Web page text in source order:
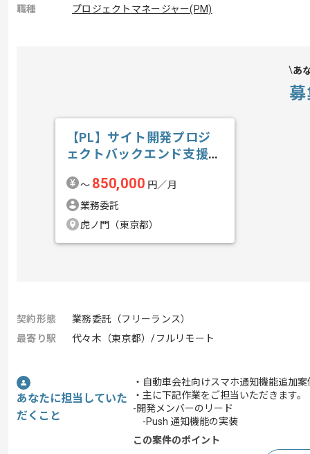
職種
プロジェクトマネージャー(PM)
あ
【PL】サイト開発プロジ
ェクトバックエンド支援の
〜 850,000 円／月
業務委託
虎ノ門（東京都）
契約形態
業務委託（フリーランス）
最寄り駅
代々木（東京都）/フルリモート
あなたに担当していた
だくこと
・自動車会社向けスマホ通知機能追加
・主に下記作業をご担当いただきます。
-開発メンバーのリード
-Push 通知機能の実装
この案件のポイント